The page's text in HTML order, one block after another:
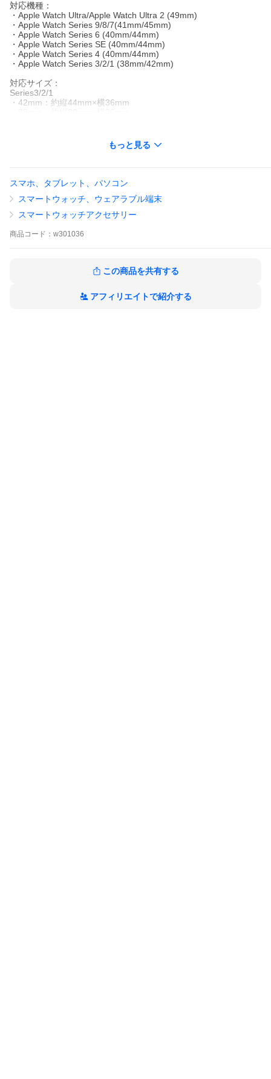
対応機種：
・Apple Watch Ultra/Apple Watch Ultra 2 (49mm)
・Apple Watch Series 9/8/7(41mm/45mm)
・Apple Watch Series 6 (40mm/44mm)
・Apple Watch Series SE (40mm/44mm)
・Apple Watch Series 4 (40mm/44mm)
・Apple Watch Series 3/2/1 (38mm/42mm)
対応サイズ：
Series3/2/1
・42mm：約縦44mm×横36mm
・40mm：約縦40mm×横35mm
Ultra
・49mm：約縦42mm×横35mm
Ultra2
・49mm：約44mm*50*12mm
Series9
・45mm：約縦41mm×横35mm
・41mm：約縦37mm×横31mm
もっと見る
スマホ、タブレット、パソコン
スマートウォッチ、ウェアラブル端末
スマートウォッチアクセサリー
商品 コード： w301036
この商品を共有する
アフィリエイトで紹介する